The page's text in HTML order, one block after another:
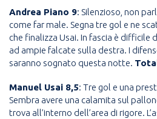
Andrea Piano 9: Silenzioso, non
come far male. Segna tre gol e ne
che finalizza Usai. In fascia è difficile
ad ampie falcate sulla destra. I
saranno sognato questa notte.
Manuel Usai 8,5: Tre gol e una
Sembra avere una calamita sul
trova all’interno dell’area di rigore.